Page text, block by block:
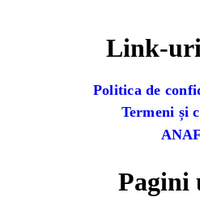
Link-
Politica de
Termeni și
Pagini